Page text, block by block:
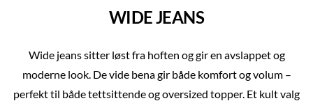
WIDE JEANS
Wide jeans sitter løst fra hoften og gir en avslappet og
moderne look. De vide bena gir både komfort og volum –
perfekt til både tettsittende og oversized topper. Et kult valg